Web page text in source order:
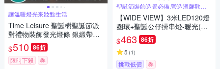
讓溫暖燈光來妝點生活
Time Leisure 聖誕樹聖誕節派
對禮物裝飾發光燈條 銀緞帶暖
光/10M
$510 86折
限時下殺 券
聖誕節裝飾造景必備,營造溫馨歡樂
氣氛
【WIDE VIEW】3米LED120燈
圈環+聖誕公仔掛串燈-暖光(聖
誕燈 聖誕佈置 聖誕節 氣氛燈
串燈 聖誕圓環/MC-10)
$463 86折
5 (1)
挑戰低價 券